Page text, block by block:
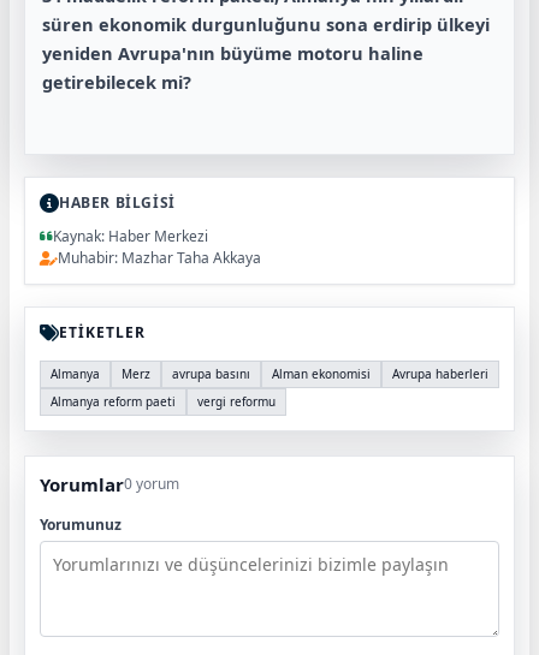
süren ekonomik durgunluğunu sona erdirip ülkeyi
yeniden Avrupa'nın büyüme motoru haline
getirebilecek mi?
HABER BİLGİSİ
Kaynak: Haber Merkezi
Muhabir: Mazhar Taha Akkaya
ETİKETLER
Almanya Merz avrupa basını Alman ekonomisi
Avrupa haberleri
Almanya reform paeti
vergi reformu
Yorumlar0 yorum
Yorumunuz